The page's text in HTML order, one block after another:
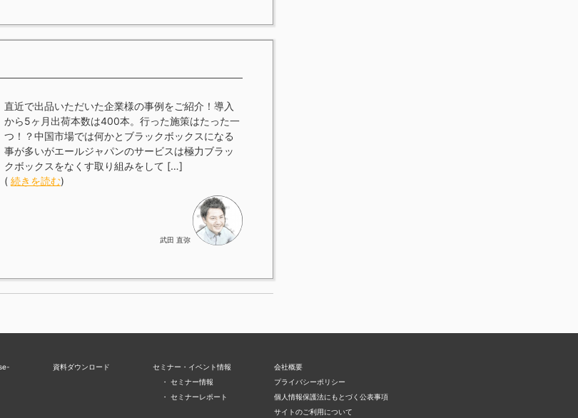
直近で出品いただいた企業様の事例をご紹介！導入
から5ヶ月出荷本数は400本。行った施策はたった一
つ！？中国市場では何かとブラックボックスになる
事が多いがエールジャパンのサービスは極力ブラッ
クボックスをなくす取り組みをして […]
( 続きを読む)
武田 直弥
資料ダウンロード
セミナー・イベント情報
セミナー情報
セミナーレポート
会社概要
プライバシーポリシー
個人情報保護法にもとづく公表事項
サイトのご利用について